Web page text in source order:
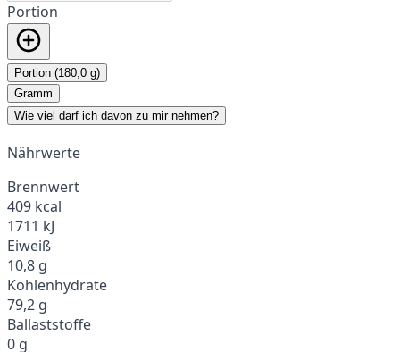
Portion
Portion (180,0 g)
Gramm
Wie viel darf ich davon zu mir nehmen?
Nährwerte
Brennwert
409 kcal
1711 kJ
Eiweiß
10,8 g
Kohlenhydrate
79,2 g
Ballaststoffe
0 g